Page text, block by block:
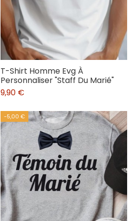
T-Shirt Homme Evg À
Personnaliser "Staff Du Marié"
9,90 €
-5,00 €